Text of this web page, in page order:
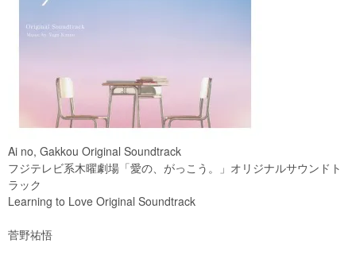
Ai no, Gakkou Original Soundtrack
フジテレビ系木曜劇場「愛の、がっこう。」オリジナルサウンドト
ラック
Learning to Love Original Soundtrack
菅野祐悟